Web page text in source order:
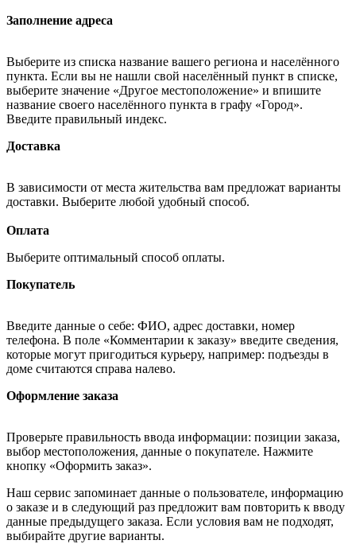
Заполнение адреса
Выберите из списка название вашего региона и населённого
пункта. Если вы не нашли свой населённый пункт в списке,
выберите значение «Другое местоположение» и впишите
название своего населённого пункта в графу «Город».
Введите правильный индекс.
Доставка
В зависимости от места жительства вам предложат варианты
доставки. Выберите любой удобный способ.
Оплата
Выберите оптимальный способ оплаты.
Покупатель
Введите данные о себе: ФИО, адрес доставки, номер
телефона. В поле «Комментарии к заказу» введите сведения,
которые могут пригодиться курьеру, например: подъезды в
доме считаются справа налево.
Оформление заказа
Проверьте правильность ввода информации: позиции заказа,
выбор местоположения, данные о покупателе. Нажмите
кнопку «Оформить заказ».
Наш сервис запоминает данные о пользователе, информацию
о заказе и в следующий раз предложит вам повторить к вводу
данные предыдущего заказа. Если условия вам не подходят,
выбирайте другие варианты.